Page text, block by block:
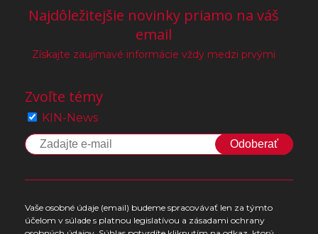
Najdôležitejšie novinky priamo na váš
email
Získajte zaujímavé informácie vždy medzi prvými
Zvoľte témy
KIN-News
Odoberať
Vaše osobné údaje (email) budeme spracovávať len za týmto
účelom v súlade s platnou legislatívou a zásadami ochrany